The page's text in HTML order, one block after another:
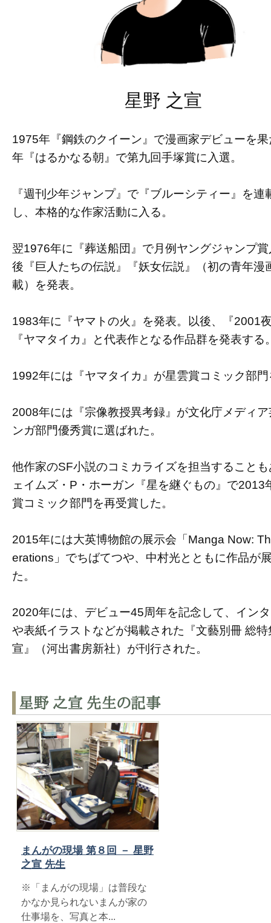
星野 之宣
1975年『鋼鉄のクイーン』で漫画家デビューを
年『はるかなる朝』で第九回手塚賞に入選。
『週刊少年ジャンプ』で『ブルーシティー』を連
し、本格的な作家活動に入る。
翌1976年に『葬送船団』で月例ヤングジャンプ
後『巨人たちの伝説』『妖女伝説』（初の青年漫
載）を発表。
1983年に『ヤマトの火』を発表。以後、『2001
『ヤマタイカ』と代表作となる作品群を発表する
1992年には『ヤマタイカ』が星雲賞コミック部
2008年には『宗像教授異考録』が文化庁メディ
ンガ部門優秀賞に選ばれた。
他作家のSF小説のコミカライズを担当すること
ェイムズ・P・ホーガン『星を継ぐもの』で2013
賞コミック部門を再受賞した。
2015年には大英博物館の展示会「Manga Now:
erations」でちばてつや、中村光とともに作品が
た。
2020年には、デビュー45周年を記念して、イン
や表紙イラストなどが掲載された『文藝別冊 総
宣』（河出書房新社）が刊行された。
星野 之宣 先生の記事
まんがの現場 第８回 － 星野
之宣 先生
※「まんがの現場」は普段な
かなか見られないまんが家の
仕事場を、写真と本...